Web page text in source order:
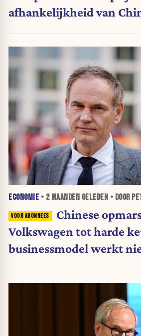
afhankelijkheid van
ECONOMIE • 2 MAANDEN GELEDEN • DOOR
Chinese
Volkswagen tot harde
businessmodel werkt